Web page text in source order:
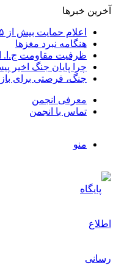
آخرین خبرها
اعلام حمایت بیش از ۳۷۵ فعال سیاسی و مدنی از طرح پیشنهادی دکتر محمدجواد ظریف برای پایان عادلانه جنگ
هنگامه نبرد مغزها
ظرفیت مقاومت ج.ا.
چرا پایان جنگ اخیر
جنگ، فرصتی برای
معرفی انجمن
تماس با انجمن
منو